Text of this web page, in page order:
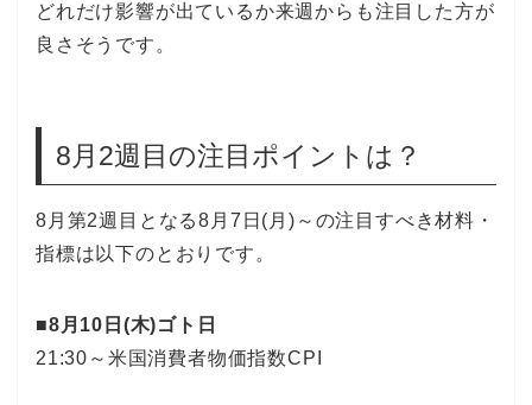
どれだけ影響が出ているか来週からも注目した方が
良さそうです。
8月2週目の注目ポイントは？
8月第2週目となる8月7日(月)～の注目すべき材料・
指標は以下のとおりです。
■8月10日(木)ゴト日
21:30～米国消費者物価指数CPI